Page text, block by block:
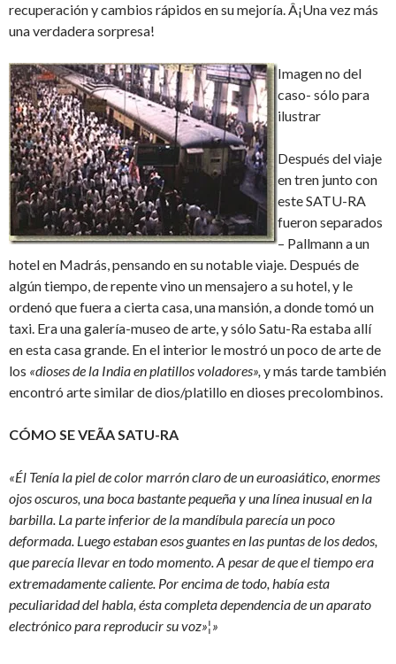
recuperación y cambios rápidos en su mejoría. Â¡Una vez más
una verdadera sorpresa!
Imagen no del
caso- sólo para
ilustrar
Después del viaje
en tren junto con
este SATU-RA
fueron separados
– Pallmann a un
hotel en Madrás, pensando en su notable viaje. Después de
algún tiempo, de repente vino un mensajero a su hotel, y le
ordenó que fuera a cierta casa, una mansión, a donde tomó un
taxi. Era una galería-museo de arte, y sólo Satu-Ra estaba allí
en esta casa grande. En el interior le mostró un poco de arte de
los «dioses de la India en platillos voladores», y más tarde también
encontró arte similar de dios/platillo en dioses precolombinos.
CÓMO SE VEÃA SATU-RA
«Él Tenía la piel de color marrón claro de un euroasiático, enormes
ojos oscuros, una boca bastante pequeña y una línea inusual en la
barbilla. La parte inferior de la mandíbula parecía un poco
deformada. Luego estaban esos guantes en las puntas de los dedos,
que parecía llevar en todo momento. A pesar de que el tiempo era
extremadamente caliente. Por encima de todo, había esta
peculiaridad del habla, ésta completa dependencia de un aparato
electrónico para reproducir su voz»¦»